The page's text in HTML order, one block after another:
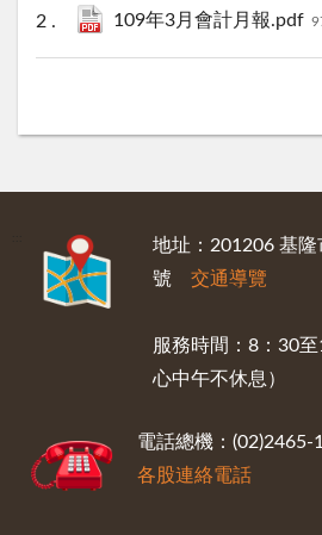
109年3月會計月報.pdf
地址：201206 基
號 交通導覽
服務時間：8：30
心中午不休息）
電話總機：(02)2465-
各股連絡電話